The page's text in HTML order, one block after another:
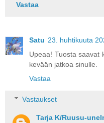
Vastaa
Satu 23. huhtikuuta
Upeaa! Tuosta saavat
kevään jatkoa sinulle.
Vastaa
Vastaukset
Tarja K/Ruusu-